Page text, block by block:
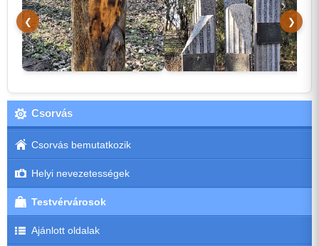
❮ ❯
Csorvás
Csorvás bemutatkozik
Helyi nevezetességek
Testvérvárosok
Ajánlott oldalak